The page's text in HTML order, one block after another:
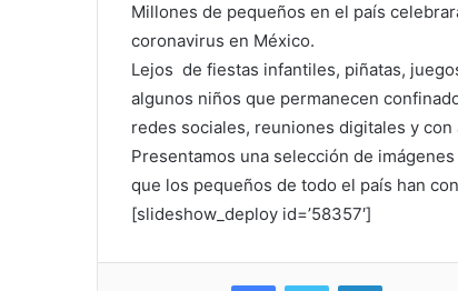
Millones de pequeños en el país
coronavirus en México.
Lejos de fiestas infantiles, piñatas,
algunos niños que permanecen
redes sociales, reuniones digitales y
Presentamos una selección de
que los pequeños de todo el país han
[slideshow_deploy id=’58357′]
FacebookTwitter LinkedIn